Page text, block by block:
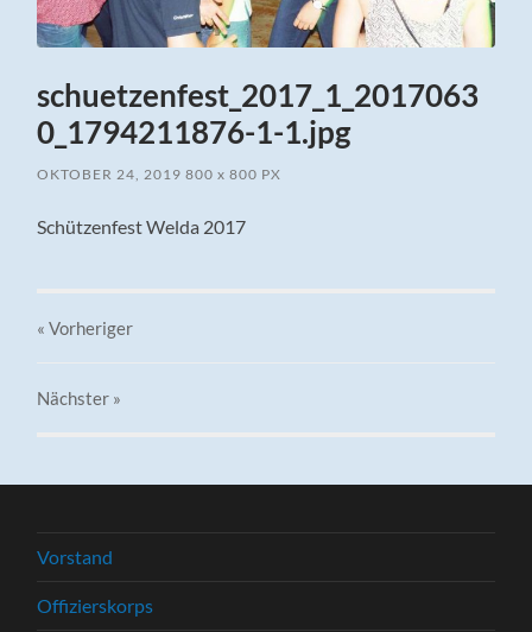
schuetzenfest_2017_1_2017063
0_1794211876-1-1.jpg
OKTOBER 24, 2019 800x 800 PX
Schützenfest Welda 2017
« Vorheriger
Nächster »
Vorstand
Offizierskorps